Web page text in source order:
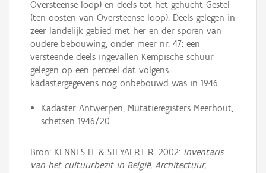
Oversteense loop) en deels tot het gehucht Gestel
(ten oosten van Oversteense loop). Deels gelegen in
zeer landelijk gebied met her en der sporen van
oudere bebouwing, onder meer nr. 47: een
versteende deels ingevallen Kempische schuur
gelegen op een perceel dat volgens
kadastergegevens nog onbebouwd was in 1946.
Kadaster Antwerpen, Mutatieregisters Meerhout,
schetsen 1946/20.
Bron: KENNES H. & STEYAERT R. 2002: Inventaris
van het cultuurbezit in België, Architectuur,